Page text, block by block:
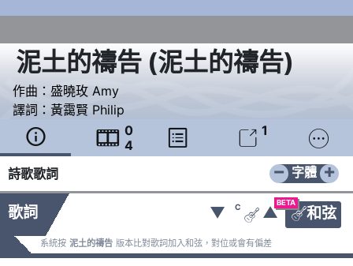
泥土的禱告(泥土的禱告)
作曲： 盛曉玫 Amy
譯詞： 黃靄賢 Philip
  0
4
  1 
詩歌歌詞 − +
字體
歌詞
BETA
和弦
▼ C
 ▲
系統按 泥土的禱告 版本比對歌詞加入和弦，對位或會有偏差